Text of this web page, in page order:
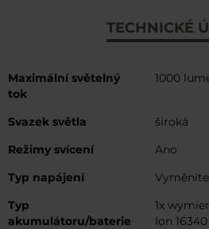
TECHNICKÉ
Více
informací
Maximální světelný
tok
1000
Svazek světla
široká
Režimy svícení
Ano
Typ napájení
Typ
akumulátoru/baterie
1x
Ion 16340